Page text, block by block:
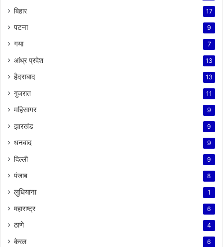
बिहार 17
पटना 9
गया 7
आंध्र प्रदेश 13
हैदराबाद 13
गुजरात 11
महिसागर 9
झारखंड 9
धनबाद 9
दिल्ली 9
पंजाब 8
लुधियाना 1
महाराष्ट्र 6
ठाणे 4
केरल 6